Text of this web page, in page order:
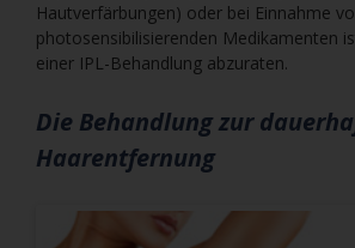
Hautverfärbungen) oder bei Einnahme
photosensibilisierenden Medikamenten
einer IPL-Behandlung abzuraten.
Die Behandlung zur
Haarentfernung